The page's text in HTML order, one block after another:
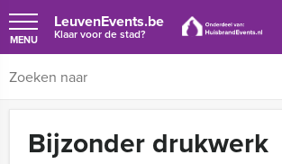
LeuvenEvents.be
Klaar voor de stad?
MENU
Bijzonder drukwerk